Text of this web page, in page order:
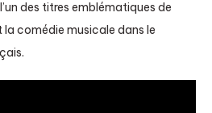
des titres emblématiques de
la comédie musicale dans le